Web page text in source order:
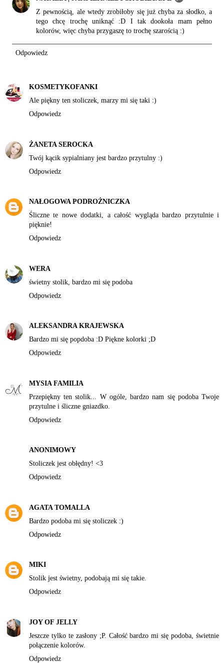
Z pewnością, ale wtedy zrobiłoby się już chyba za słodko, a
tego chcę trochę uniknąć :D I tak dookoła mam pełno
kolorów, więc chyba przygaszę to trochę szarością :)
Odpowiedz
KOSMETYKOFANKI
Ale piękny ten stoliczek, marzy mi się taki :)
Odpowiedz
ŻANETA SEROCKA
Twój kącik sypialniany jest bardzo przytulny :)
Odpowiedz
NAŁOGOWA PODROŻNICZKA
Śliczne te nowe dodatki, a całość wygląda bardzo przytulnie i
pięknie!
Odpowiedz
WERA
świetny stolik, bardzo mi się podoba
Odpowiedz
ALEKSANDRA KRAJEWSKA
Bardzo mi się popdoba :D Piękne kolorki ;D
Odpowiedz
MYSIA FAMILIA
Przepiękny ten stolik... W ogóle, bardzo nam się podoba Twoje
przytulne i śliczne gniazdko.
Odpowiedz
ANONIMOWY
Stoliczek jest obłędny! <3
Odpowiedz
AGATA TOMALLA
Bardzo podoba mi się stoliczek :)
Odpowiedz
MIKI
Stolik jest świetny, podobają mi się takie.
Odpowiedz
JOY OF JELLY
Jeszcze tylko te zasłony ;P. Całość bardzo mi się podoba, świetnie
połączenie kolorów.
Odpowiedz